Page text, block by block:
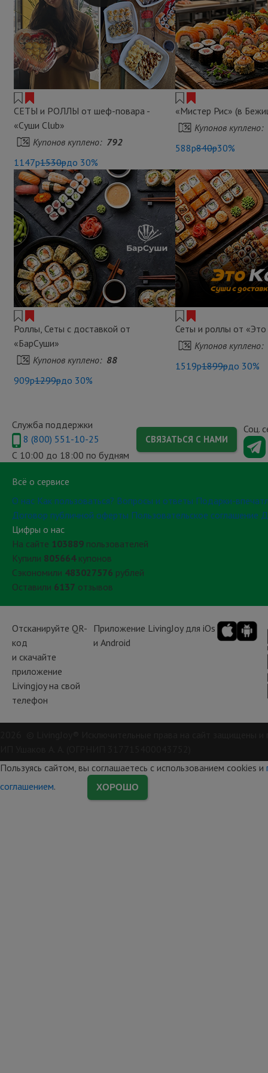
СЕТЫ и РОЛЛЫ от шеф-повара -
«Суши Club»
Купонов куплено: 792
1147р1530рдо 30%
«Мистер Рис» (в
Купонов куплено:
588р840р30%
Роллы, Сеты с доставкой от
«БарСуши»
Купонов куплено: 88
909р1299рдо 30%
Сеты и роллы от
Купонов куплено:
1519р1899рдо 30%
Отсканируйте QR-
код
и скачайте
приложение
Livingjoy на свой
телефон
Приложение LivingJoy для iOs
и Android
Всё о сервисе
О нас Как пользоваться? Вопросы и ответы Подарки-
Договор публичной оферты Пользовательское соглашение
Цифры о нас
На сайте 103889 пользователей
Купили 805664купонов
Сэкономили 483027576 рублей
Оставили 6137 отзывов
Служба поддержки
8 (800) 551-10-25
С 10:00 до 18:00 по будням
СВЯЗАТЬСЯ С НАМИ
Соц.
Пользуясь сайтом, вы соглашаетесь с использованием cookies и
соглашением. ХОРОШО